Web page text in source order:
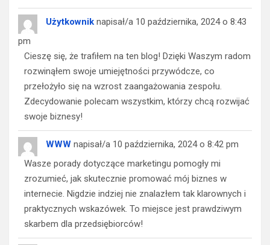
Użytkownik napisał/a 10 października, 2024 o 8:43
pm
Cieszę się, że trafiłem na ten blog! Dzięki Waszym radom
rozwinąłem swoje umiejętności przywódcze, co
przełożyło się na wzrost zaangażowania zespołu.
Zdecydowanie polecam wszystkim, którzy chcą rozwijać
swoje biznesy!
WWW napisał/a 10 października, 2024 o 8:42 pm
Wasze porady dotyczące marketingu pomogły mi
zrozumieć, jak skutecznie promować mój biznes w
internecie. Nigdzie indziej nie znalazłem tak klarownych i
praktycznych wskazówek. To miejsce jest prawdziwym
skarbem dla przedsiębiorców!